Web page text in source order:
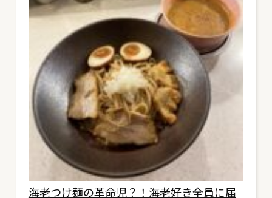
海老つけ麺の革命児？！海老好き全員に届